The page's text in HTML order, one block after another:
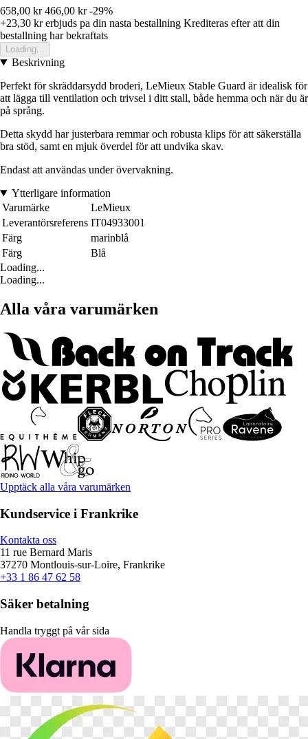
658,00 kr 466,00 kr -29%
+23,30 krerbjuds pa din nasta bestallning Krediteras efter att din
bestallning har bekraftats
Loading...
Beskrivning
Perfekt för skräddarsydd broderi, LeMieux Stable Guard är idealisk för
att lägga till ventilation och trivsel i ditt stall, både hemma och när du är
på språng.
Detta skydd har justerbara remmar och robusta klips för att säkerställa
bra stöd, samt en mjuk överdel för att undvika skav.
Endast att användas under övervakning.
Ytterligare information
Varumärke
LeMieux
Leverantörsreferens IT04933001
Färg
marinblå
Färg
Blå
Loading...
Loading...
Alla våra varumärken
Upptäck alla våra varumärken
Kundservice i Frankrike
Kontakta oss
11 rue Bernard Maris
37270 Montlouis-sur-Loire, Frankrike
+33 1 86 47 62 58
Säker betalning
Handla tryggt på vår sida